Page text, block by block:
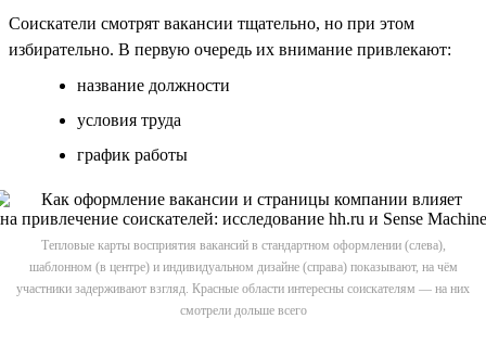
Соискатели смотрят вакансии тщательно, но при этом
избирательно. В первую очередь их внимание привлекают:
название должности
условия труда
график работы
Тепловые карты восприятия вакансий в стандартном оформлении (слева),
шаблонном (в центре) и индивидуальном дизайне (справа) показывают, на чём
участники задерживают взгляд. Красные области интересны соискателям — на них
смотрели дольше всего